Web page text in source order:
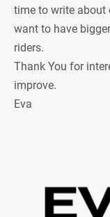
time to write about
want to have
riders.
Thank You for
improve.
Eva